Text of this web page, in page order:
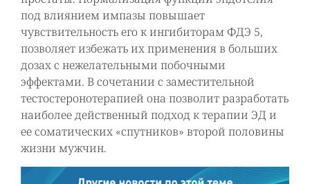
под влиянием импазы повышает
чувствительность его к ингибиторам ФДЭ 5,
позволяет избежать их применения в больших
дозах с нежелательными побочными
эффектами. В сочетании с заместительной
тестостеронотерапией она позволит разработать
наиболее действенный подход к терапии ЭД и
ее соматических «спутников» второй половины
жизни мужчин.